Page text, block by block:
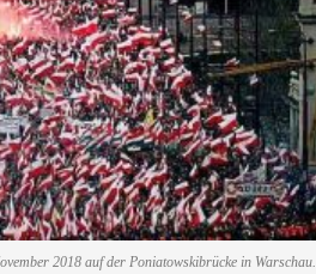
2018 auf der Poniatowskibrücke in Warschau.